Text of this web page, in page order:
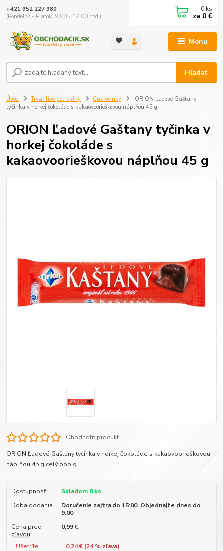
Menu
Hľadať
+421 952 227 980
(Pondelok - Piatok, 9:00 - 17:00 hod.)
0 ks
za 0 €
Úvod Trvanlivé potraviny Cukrovinky
ORION Ľadové Gaštany
tyčinka v horkej čokoláde s kakaovoorieškovou náplňou 45 g
ORION Ľadové Gaštany tyčinka v
horkej čokoláde s
kakaovoorieškovou náplňou 45 g
Ohodnotiť produkt
ORION Ľadové Gaštany tyčinka v horkej čokoláde s kakaovoorieškovou
náplňou 45 g celý popis
Dostupnosť
Skladom 8 ks
Doba dodania
Doručenie zajtra do 15:00. Objednajte dnes do
9:00
Cena pred
zľavou
0,99 €
Ušetríte 0,24 € (24% zľava)